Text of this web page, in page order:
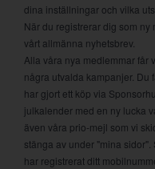
dina inställningar och vilka
När du registrerar dig som
vårt allmänna nyhetsbrev.
Alla våra nya medlemmar får
några utvalda kampanjer. Du
har gjort ett köp via
julkalender med en ny lucka
även våra prio-mejl som vi
stänga av under "mina
har registrerat ditt